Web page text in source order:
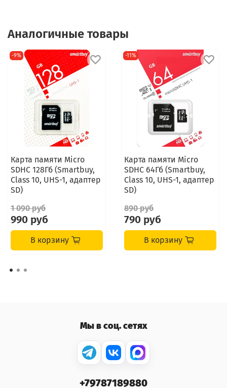
Аналогичные товары
-9%
Карта памяти Micro
SDHC 128Гб (Smartbuy,
Class 10, UHS-1, адаптер
SD)
1 090 руб
990 руб
В корзину
-11%
Карта памяти Micro
SDHC 64Гб (Smartbuy,
Class 10, UHS-1, адаптер
SD)
890 руб
790 руб
В корзину
Мы в соц. сетях
+79787189880